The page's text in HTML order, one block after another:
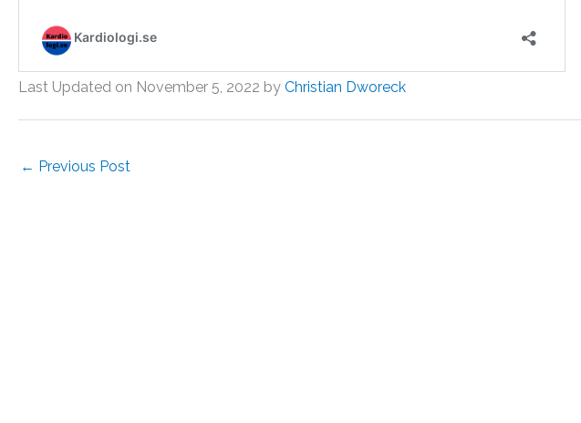
Last Updated on November 5, 2022 by Christian Dworeck
← Previous Post